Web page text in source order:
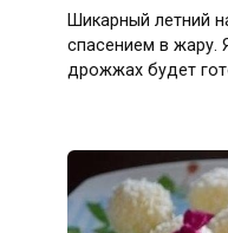
Шикарный летний
спасением в жару.
дрожжах будет